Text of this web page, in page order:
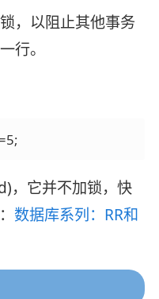
，以阻止其他事务
行。
select * from table where id=5;
，它并不加锁，快
数据库系列：RR和